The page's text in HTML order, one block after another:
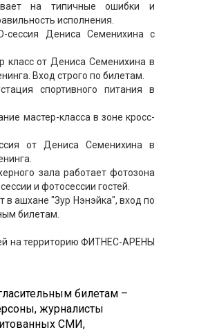
на типичные ошибки и
исполнения.
Дениса Семенихина с
класс от Дениса Семенихина в
Вход строго по билетам.
спортивного питания в
мастер-класса в зоне кросс-
от Дениса Семенихина в
зала работает фотозона
и фотосессии гостей.
в ашхане "Зур Нэнэйка", вход по
билетам.
на территорию ФИТНЕС-АРЕНЫ
билетам –
журналисты
СМИ,